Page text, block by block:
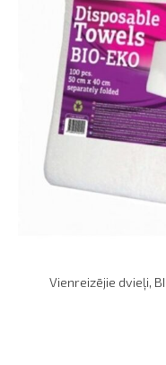
Vienreizējie dvieļi,